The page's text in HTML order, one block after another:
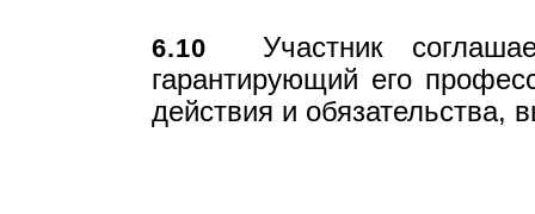
6.10 Участник
гарантирующий его
действия и обязательства,